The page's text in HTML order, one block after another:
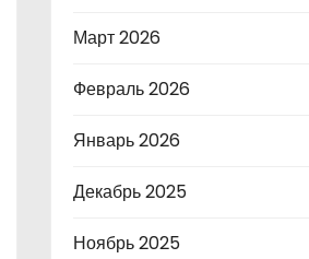
Март 2026
Февраль 2026
Январь 2026
Декабрь 2025
Ноябрь 2025